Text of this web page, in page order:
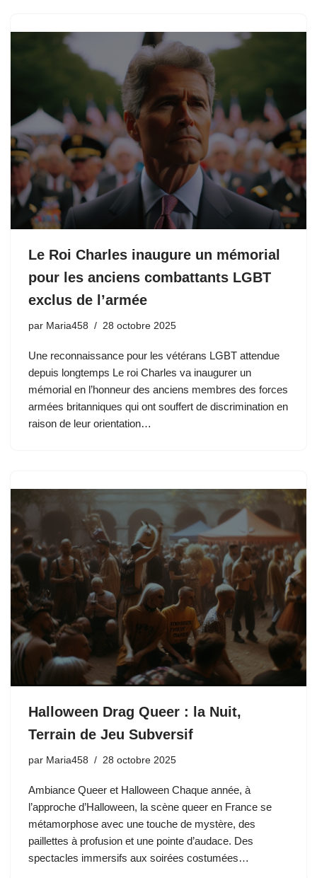
Le Roi Charles inaugure un mémorial
pour les anciens combattants LGBT
exclus de l’armée
par Maria458 28 octobre 2025
Une reconnaissance pour les vétérans LGBT attendue
depuis longtemps Le roi Charles va inaugurer un
mémorial en l’honneur des anciens membres des forces
armées britanniques qui ont souffert de discrimination en
raison de leur orientation…
Halloween Drag Queer : la Nuit,
Terrain de Jeu Subversif
par Maria458 28 octobre 2025
Ambiance Queer et Halloween Chaque année, à
l’approche d’Halloween, la scène queer en France se
métamorphose avec une touche de mystère, des
paillettes à profusion et une pointe d’audace. Des
spectacles immersifs aux soirées costumées…